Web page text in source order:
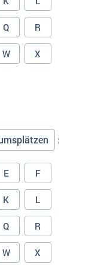
Q R
W X
:
E F
K L
Q R
W X